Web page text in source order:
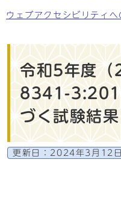
ウェブアクセシビリティへ
令和5年度
8341-
づく試験結果
更新日： 2024年3月12日